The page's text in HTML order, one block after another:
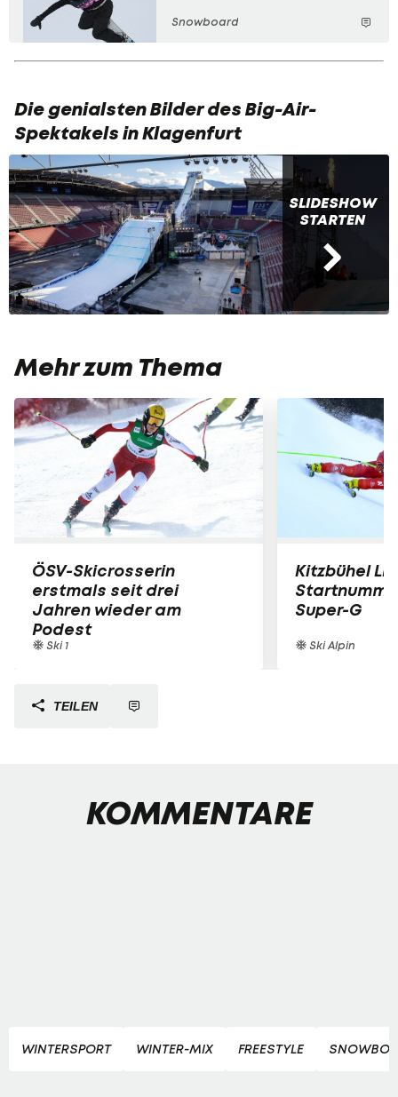
Snowboard
Die genialsten Bilder des Big-Air-
Spektakels in Klagenfurt
SLIDESHOW
STARTEN
Mehr zum Thema
ÖSV-Skicrosserin
erstmals seit drei
Jahren wieder am
Podest
Ski 1
Kitzbühel
Super-G
Ski Alpin
TEILEN
KOMMENTARE
WINTERSPORT WINTER-MIX FREESTYLE